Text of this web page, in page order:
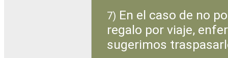
7) En el caso de no
regalo por viaje,
sugerimos